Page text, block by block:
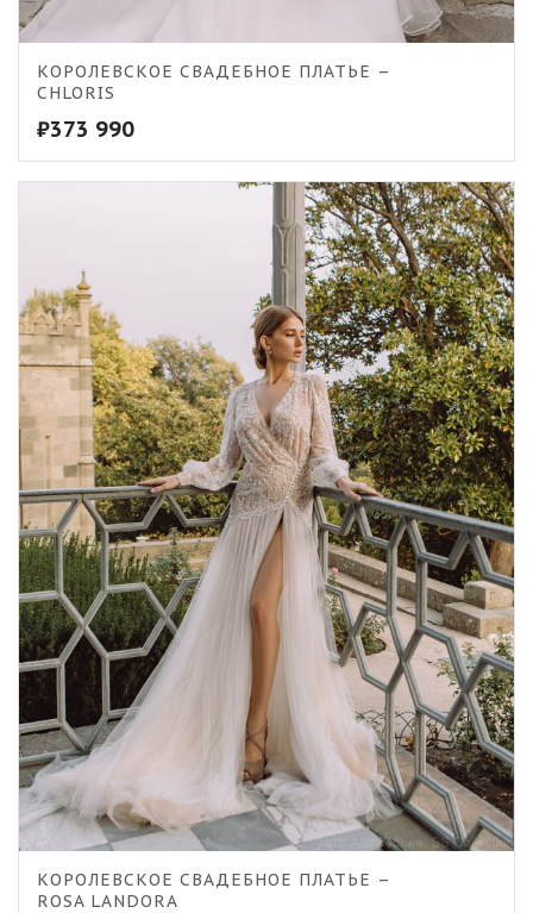
КОРОЛЕВСКОЕ СВАДЕБНОЕ ПЛАТЬЕ –
CHLORIS
₽373 990
КОРОЛЕВСКОЕ СВАДЕБНОЕ ПЛАТЬЕ –
ROSA LANDORA